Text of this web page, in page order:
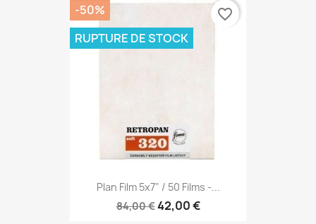
Plan Film 5x7" / 50 Films -...
84,00 €42,00 €
-50%
RUPTURE DE STOCK
favorite_border